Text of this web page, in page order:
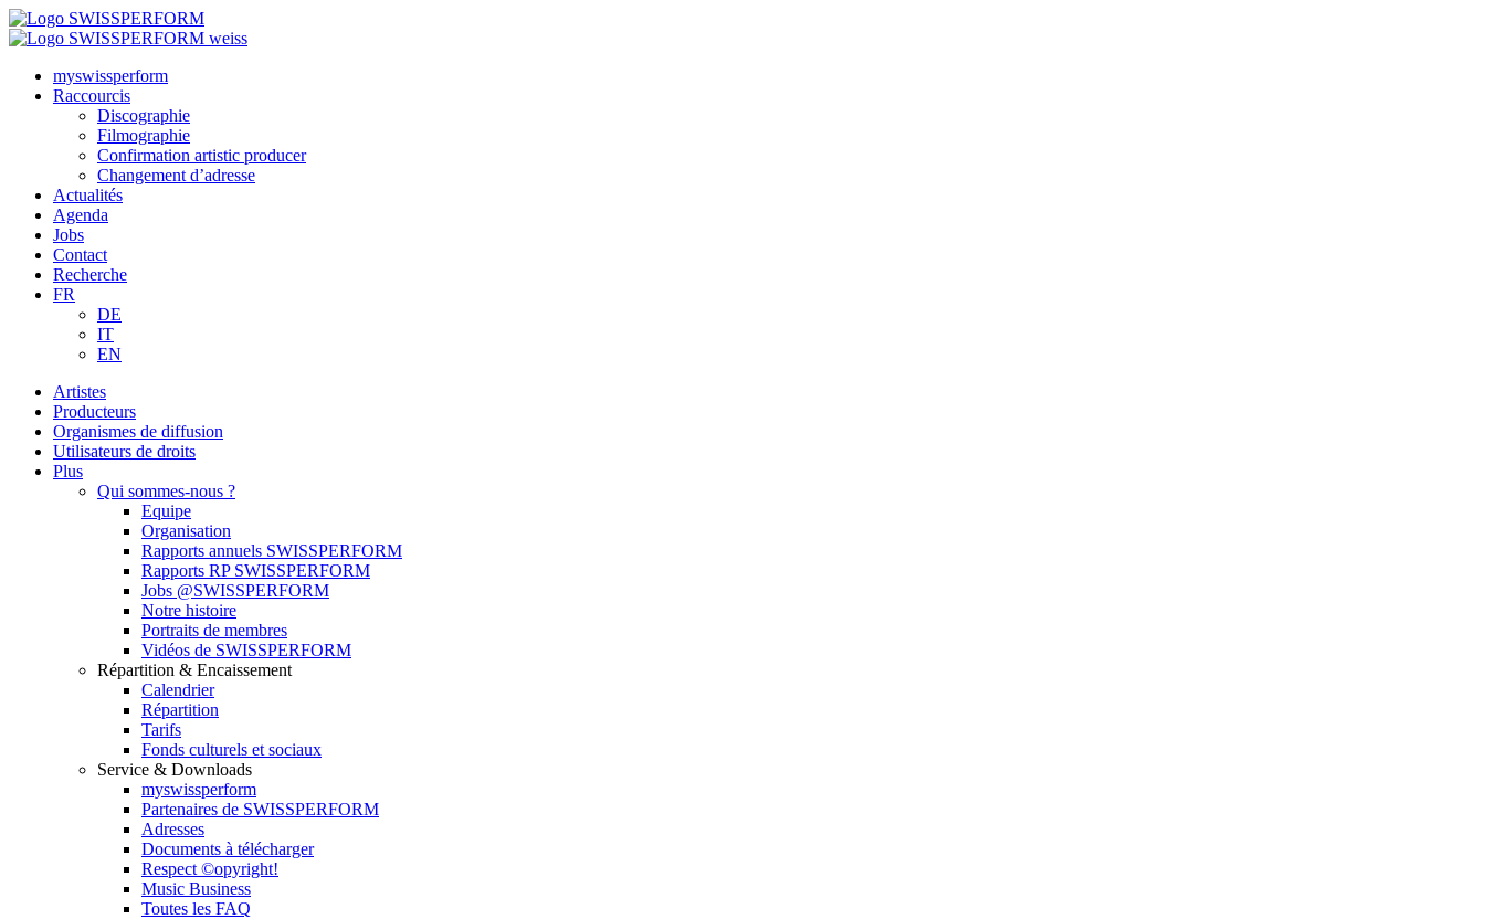
myswissperform
Raccourcis
Discographie
Filmographie
Confirmation artistic producer
Changement d’adresse
Actualités
Agenda
Jobs
Contact
Recherche
FR
DE
IT
EN
Artistes
Producteurs
Organismes de diffusion
Utilisateurs de droits
Plus
Qui sommes-nous ?
Equipe
Organisation
Rapports annuels SWISSPERFORM
Rapports RP SWISSPERFORM
Jobs @SWISSPERFORM
Notre histoire
Portraits de membres
Vidéos de SWISSPERFORM
Répartition & Encaissement
Calendrier
Répartition
Tarifs
Fonds culturels et sociaux
Service & Downloads
myswissperform
Partenaires de SWISSPERFORM
Adresses
Documents à télécharger
Respect ©opyright!
Music Business
Toutes les FAQ